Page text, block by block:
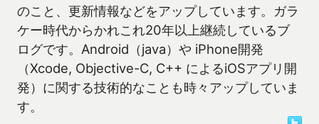
のこと、更新情報などをアップしています。ガラ
ケー時代からかれこれ20年以上継続しているブ
ログです。Android（java）や iPhone開発
（Xcode, Objective-C, C++ によるiOSアプリ開
発）に関する技術的なことも時々アップしていま
す。